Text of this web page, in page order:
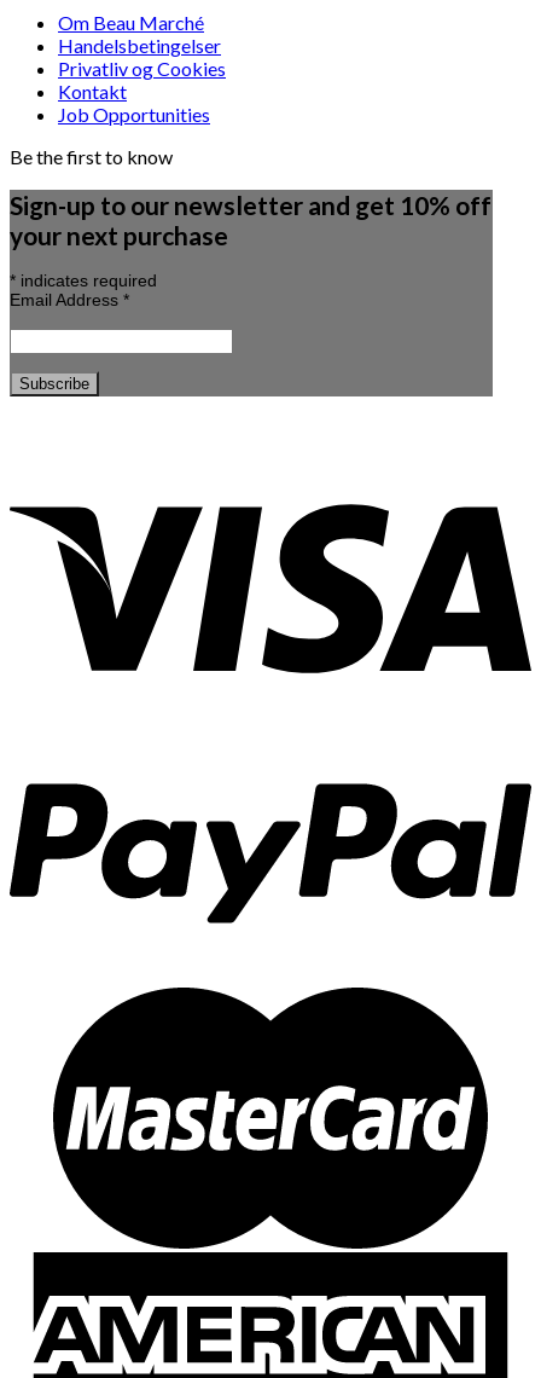
Om Beau Marché
Handelsbetingelser
Privatliv og Cookies
Kontakt
Job Opportunities
Be the first to know
Sign-up to our newsletter and get 10% off
your next purchase
* indicates required
Email Address *